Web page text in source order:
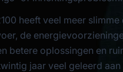
heeft veel meer
de
betere oplossingen en
jaar veel geleerd